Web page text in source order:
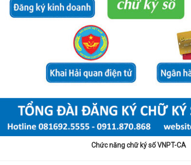
Chức năng chữ ký số VNPT-CA